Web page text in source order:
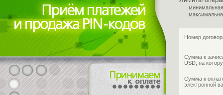
Номер
Сумма к
USD, на
Сумма к
электронной